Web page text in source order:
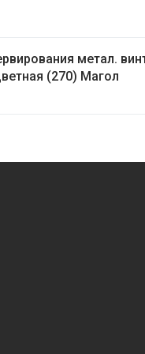
метал.
(270) Магол